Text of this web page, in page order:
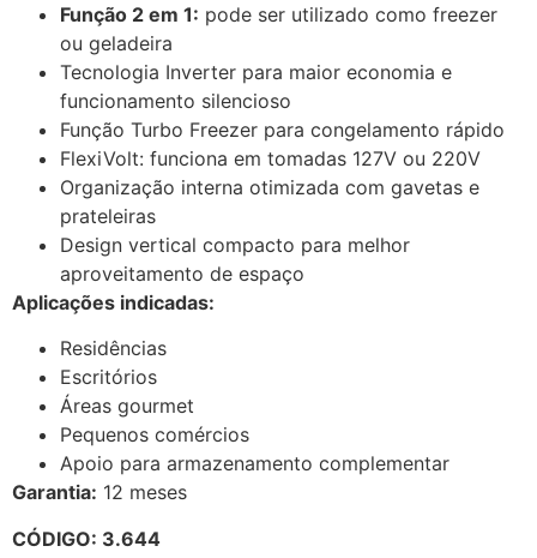
Função 2 em 1: pode ser utilizado como freezer
ou geladeira
Tecnologia Inverter para maior economia e
funcionamento silencioso
Função Turbo Freezer para congelamento rápido
FlexiVolt: funciona em tomadas 127V ou 220V
Organização interna otimizada com gavetas e
prateleiras
Design vertical compacto para melhor
aproveitamento de espaço
Aplicações indicadas:
Residências
Escritórios
Áreas gourmet
Pequenos comércios
Apoio para armazenamento complementar
Garantia: 12 meses
CÓDIGO: 3.644